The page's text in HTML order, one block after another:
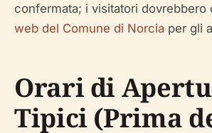
confermata; i visitatori dovrebbero
web del Comune di Norcia per gli
Orari di
Tipici (Prima